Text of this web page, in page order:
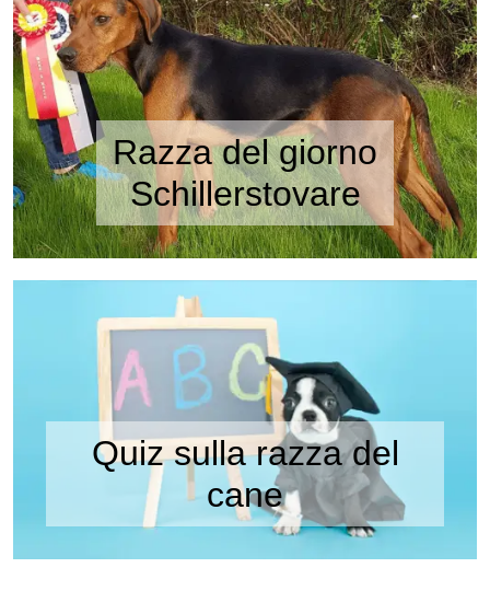
Razza del giorno
Schillerstovare
Quiz sulla razza del
cane